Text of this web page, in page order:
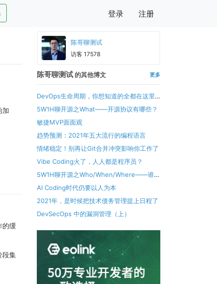
登录 注册
加
的缓
段集
陈哥聊测试
访客 17578
陈哥聊测试 的其他博文 更多
DevOps生命周期，你想知道的全都在这里
了！
5W1H聊开源之What——开源协议有哪些？
敏捷MVP面面观
趋势预测：2021年五大流行的编程语言
情绪稳定！别再让Git合并冲突影响你工作了
Vibe Coding火了，人人都是程序员？
5W1H聊开源之Who/When/Where——谁在
何时何地“发明”了开源？
AI Coding时代仍要以人为本
2021年，是时候把技术债务管理提上日程了
DevSecOps 中的漏洞管理（上）